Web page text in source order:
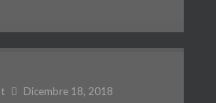
Dicembre 18, 2018